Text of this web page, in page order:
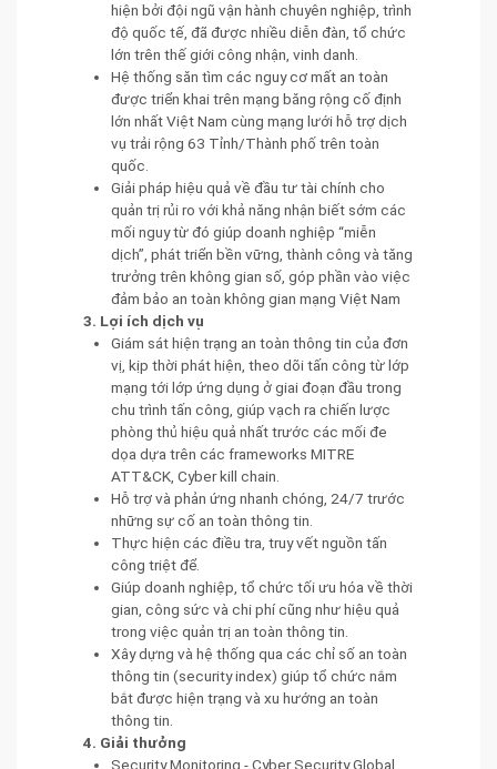
hiện bởi đội ngũ vận hành chuyên nghiệp, trình
độ quốc tế, đã được nhiều diễn đàn, tổ chức
lớn trên thế giới công nhận, vinh danh.
Hệ thống săn tìm các nguy cơ mất an toàn
được triển khai trên mạng băng rộng cố định
lớn nhất Việt Nam cùng mạng lưới hỗ trợ dịch
vụ trải rộng 63 Tỉnh/Thành phố trên toàn
quốc.
Giải pháp hiệu quả về đầu tư tài chính cho
quản trị rủi ro với khả năng nhận biết sớm các
mối nguy từ đó giúp doanh nghiệp “miễn
dịch”, phát triển bền vững, thành công và tăng
trưởng trên không gian số, góp phần vào việc
đảm bảo an toàn không gian mạng Việt Nam
3. Lợi ích dịch vụ
Giám sát hiện trạng an toàn thông tin của đơn
vị, kịp thời phát hiện, theo dõi tấn công từ lớp
mạng tới lớp ứng dụng ở giai đoạn đầu trong
chu trình tấn công, giúp vạch ra chiến lược
phòng thủ hiệu quả nhất trước các mối đe
dọa dựa trên các frameworks MITRE
ATT&CK, Cyber kill chain.
Hỗ trợ và phản ứng nhanh chóng, 24/7 trước
những sự cố an toàn thông tin.
Thực hiện các điều tra, truy vết nguồn tấn
công triệt để.
Giúp doanh nghiệp, tổ chức tối ưu hóa về thời
gian, công sức và chi phí cũng như hiệu quả
trong việc quản trị an toàn thông tin.
Xây dựng và hệ thống qua các chỉ số an toàn
thông tin (security index) giúp tổ chức nắm
bắt được hiện trạng và xu hướng an toàn
thông tin.
4. Giải thưởng
Security Monitoring - Cyber Security Global